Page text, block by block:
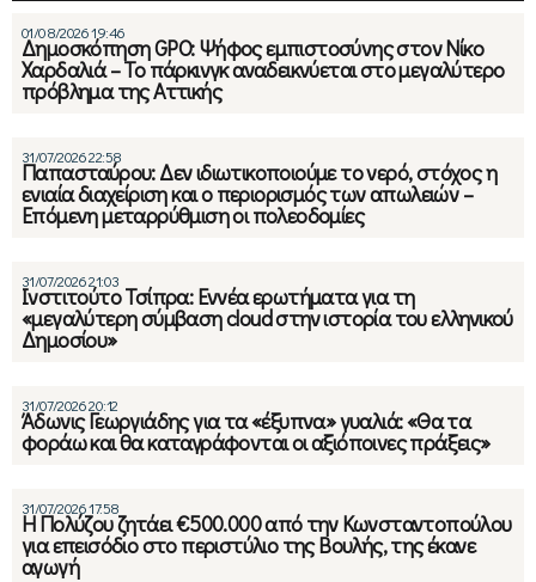
01/08/2026 19:46
Δημοσκόπηση GPO: Ψήφος εμπιστοσύνης στον Νίκο
Χαρδαλιά – Το πάρκινγκ αναδεικνύεται στο μεγαλύτερο
πρόβλημα της Αττικής
31/07/2026 22:58
Παπασταύρου: Δεν ιδιωτικοποιούμε το νερό, στόχος η
ενιαία διαχείριση και ο περιορισμός των απωλειών –
Επόμενη μεταρρύθμιση oι πολεοδομίες
31/07/2026 21:03
Ινστιτούτο Τσίπρα: Εννέα ερωτήματα για τη
«μεγαλύτερη σύμβαση cloud στην ιστορία του ελληνικού
Δημοσίου»
31/07/2026 20:12
Άδωνις Γεωργιάδης για τα «έξυπνα» γυαλιά: «Θα τα
φοράω και θα καταγράφονται οι αξιόποινες πράξεις»
31/07/2026 17:58
Η Πολύζου ζητάει €500.000 από την Κωνσταντοπούλου
για επεισόδιο στο περιστύλιο της Βουλής, της έκανε
αγωγή